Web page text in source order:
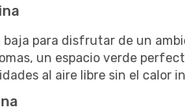
para disfrutar de un
un espacio verde
al aire libre sin el calor